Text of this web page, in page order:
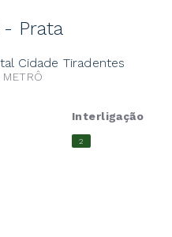
- Prata
Cidade Tiradentes
Interligação
2